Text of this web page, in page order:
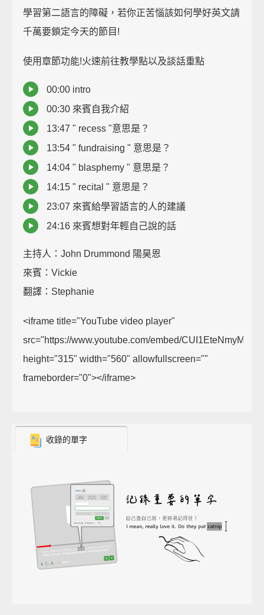
學習第二語言的障礙，若你正苦惱該如何學好英文請
千萬要鎖定今天的節目!
使用章節功能!火速前往教學點以及談話重點
00:00 intro
00:30 來賓自我介紹
13:47 " recess "意思是？
13:54 " fundraising " 意思是？
14:04 " blasphemy " 意思是？
14:15 " recital " 意思是？
23:07 來賓給學習語言的人的建議
24:16 來賓想對年輕自己說的話
主持人：John Drummond 陽昊恩
來賓：Vickie
翻譯：Stephanie
<iframe title="YouTube video player"
src="https://www.youtube.com/embed/CUI1EteNmyM"
height="315" width="560" allowfullscreen=""
frameborder="0"></iframe>
收錄的單字